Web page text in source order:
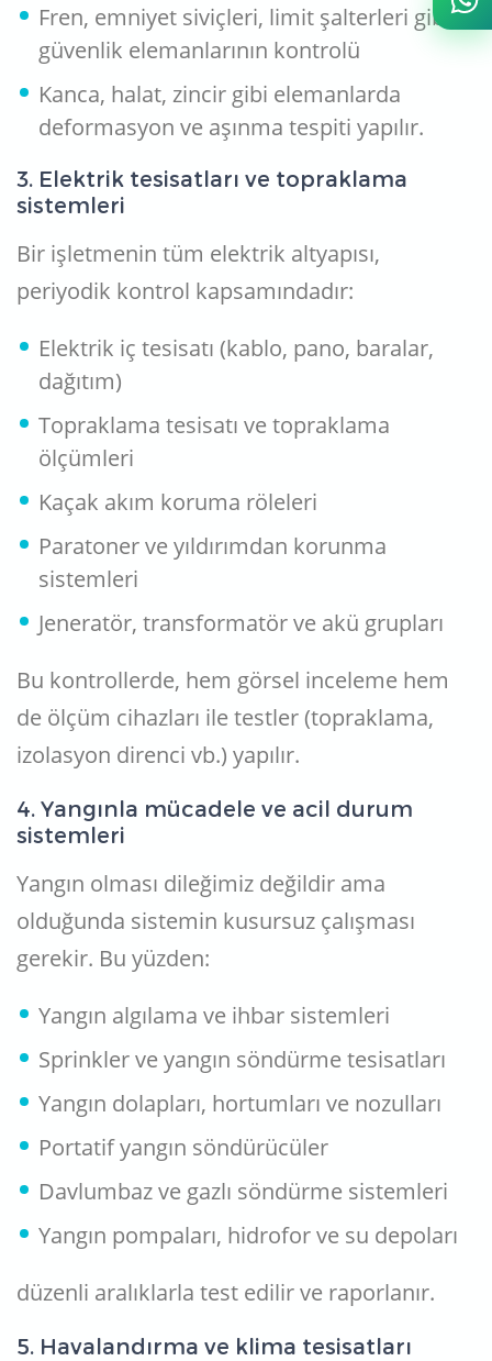
Fren, emniyet siviçleri, limit şalterleri gibi
güvenlik elemanlarının kontrolü
Kanca, halat, zincir gibi elemanlarda
deformasyon ve aşınma tespiti yapılır.
3. Elektrik tesisatları ve topraklama
sistemleri
Bir işletmenin tüm elektrik altyapısı,
periyodik kontrol kapsamındadır:
Elektrik iç tesisatı (kablo, pano, baralar,
dağıtım)
Topraklama tesisatı ve topraklama
ölçümleri
Kaçak akım koruma röleleri
Paratoner ve yıldırımdan korunma
sistemleri
Jeneratör, transformatör ve akü grupları
Bu kontrollerde, hem görsel inceleme hem
de ölçüm cihazları ile testler (topraklama,
izolasyon direnci vb.) yapılır.
4. Yangınla mücadele ve acil durum
sistemleri
Yangın olması dileğimiz değildir ama
olduğunda sistemin kusursuz çalışması
gerekir. Bu yüzden:
Yangın algılama ve ihbar sistemleri
Sprinkler ve yangın söndürme tesisatları
Yangın dolapları, hortumları ve nozulları
Portatif yangın söndürücüler
Davlumbaz ve gazlı söndürme sistemleri
Yangın pompaları, hidrofor ve su depoları
düzenli aralıklarla test edilir ve raporlanır.
5. Havalandırma ve klima tesisatları